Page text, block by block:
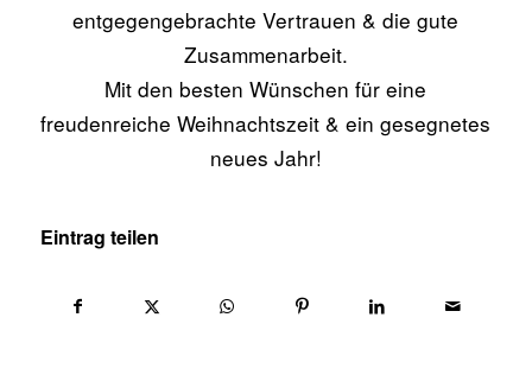
entgegengebrachte Vertrauen & die gute
Zusammenarbeit.
Mit den besten Wünschen für eine
freudenreiche Weihnachtszeit & ein gesegnetes
neues Jahr!
Eintrag teilen